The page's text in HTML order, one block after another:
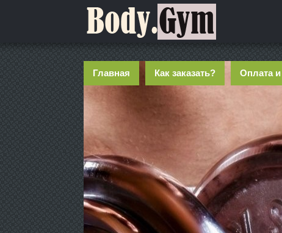
Главная Как заказать? Оплата